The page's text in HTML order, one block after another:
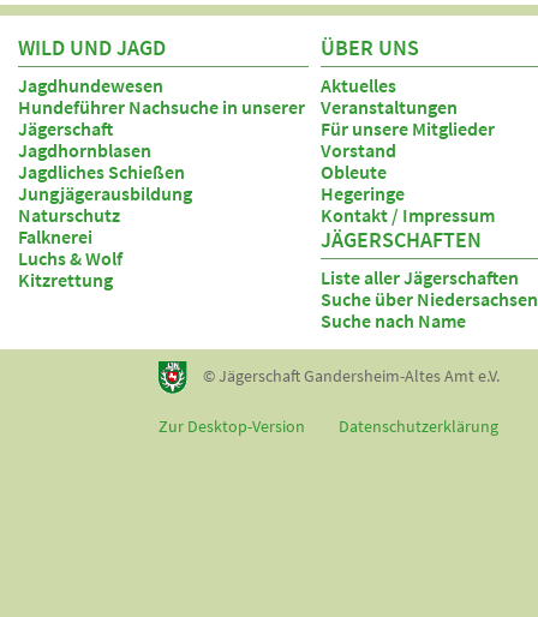
WILD UND JAGD
Jagdhundewesen
Hundeführer Nachsuche in unserer
Jägerschaft
Jagdhornblasen
Jagdliches Schießen
Jungjägerausbildung
Naturschutz
Falknerei
Luchs & Wolf
Kitzrettung
ÜBER UNS
Aktuelles
Veranstaltungen
Für unsere Mitglieder
Vorstand
Obleute
Hegeringe
Kontakt / Impressum
JÄGERSCHAFTEN
Liste aller Jägerschaften
Suche über
Suche nach Name
© Jägerschaft Gandersheim-Altes Amt e.V.
Zur Desktop-Version Datenschutzerklärung